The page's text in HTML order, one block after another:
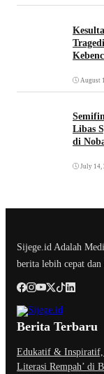
August
Libas
di
July 14,
Sijege.id Adalah
berita lebih cepat dan
Berita Terbaru
Edukatif & Inspiratif,
Literasi Rempah’ di